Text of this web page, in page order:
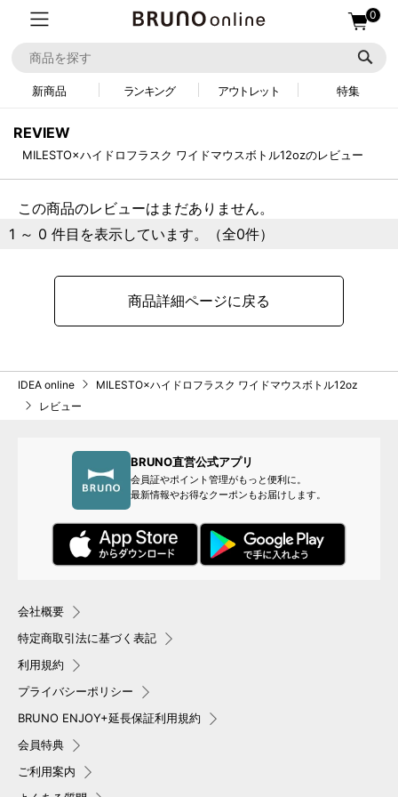
0
新商品 ランキング アウトレット 特集
REVIEW
MILESTO×ハイドロフラスク ワイドマウスボトル12ozのレビュー
この商品のレビューはまだありません。
1 ～ 0 件目を表示しています。（全0件）
商品詳細ページに戻る
IDEA online
MILESTO×ハイドロフラスク ワイドマウスボトル12oz
レビュー
BRUNO直営公式アプリ
会員証やポイント管理がもっと便利に。
最新情報やお得なクーポンもお届けします。
会社概要
特定商取引法に基づく表記
利用規約
プライバシーポリシー
BRUNO ENJOY+延長保証利用規約
会員特典
ご利用案内